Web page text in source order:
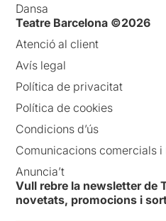
Dansa
Teatre Barcelona ©2026
Atenció al client
Avís legal
Política de privacitat
Política de cookies
Condicions d’ús
Comunicacions comercials
Anuncia’t
Vull rebre la newsletter de
novetats, promocions i